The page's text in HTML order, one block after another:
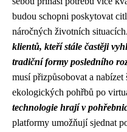
budou schopni poskytovat
náročných životních situacích.
klientů, kteří stále častěji
tradiční formy posledního
musí přizpůsobovat a
ekologických pohřbů po
technologie hrají v
platformy umožňují sjednat